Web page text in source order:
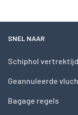
SNEL NAAR
Schiphol
Geannuleerde
Bagage regels